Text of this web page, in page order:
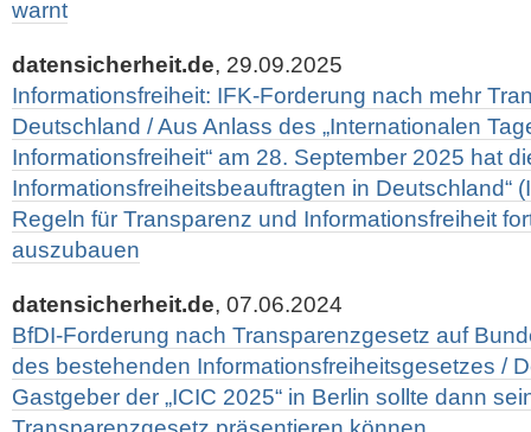
warnt
datensicherheit.de, 29.09.2025
Informationsfreiheit: IFK-Forderung nach mehr
Deutschland / Aus Anlass des „Internationalen
Informationsfreiheit“ am 28. September 2025 hat
Informationsfreiheitsbeauftragten in Deutschland“
Regeln für Transparenz und Informationsfreiheit
auszubauen
datensicherheit.de, 07.06.2024
BfDI-Forderung nach Transparenzgesetz auf
des bestehenden Informationsfreiheitsgesetzes /
Gastgeber der „ICIC 2025“ in Berlin sollte dann